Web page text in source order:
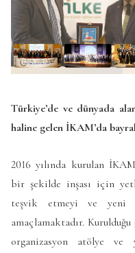
Türkiye’de ve dünyada
haline gelen İKAM’da
2016 yılında kurulan
bir şekilde inşası için
teşvik etmeyi ve yeni
amaçlamaktadır.
organizasyon atölye ve